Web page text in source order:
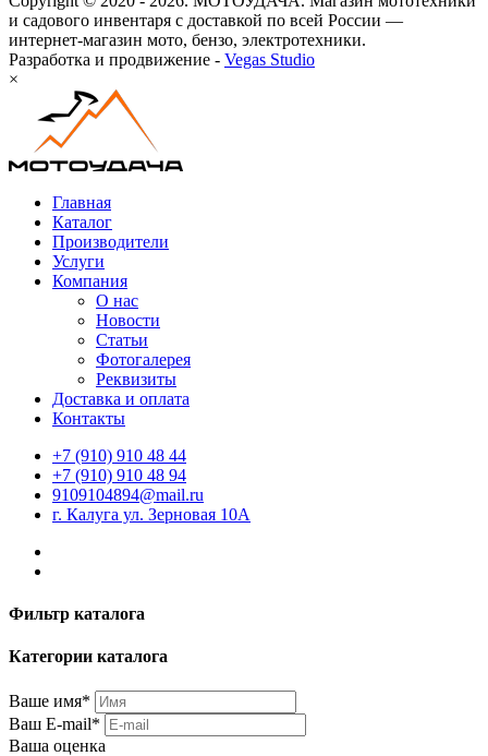
и садового инвентаря с доставкой по всей России —
интернет-магазин мото, бензо, электротехники.
Разработка и продвижение - Vegas Studio
×
Главная
Каталог
Производители
Услуги
Компания
О нас
Новости
Статьи
Фотогалерея
Реквизиты
Доставка и оплата
Контакты
+7 (910) 910 48 44
+7 (910) 910 48 94
9109104894@mail.ru
г. Калуга ул. Зерновая 10А
Фильтр каталога
Категории каталога
Ваше имя*
Ваш E-mail*
Ваша оценка